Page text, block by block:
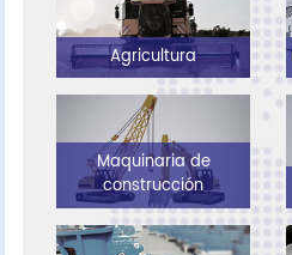
Agricultura
Maquinaria de
construcción